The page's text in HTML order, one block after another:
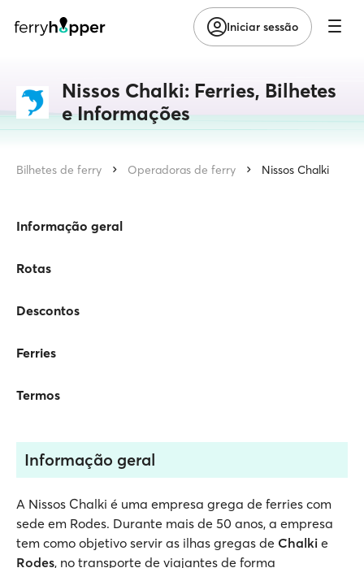
Iniciar sessão
Nissos Chalki: Ferries, Bilhetes
e Informações
Bilhetes de ferry Operadoras de ferry Nissos Chalki
Informação geral
Rotas
Descontos
Ferries
Termos
Informação geral
A Nissos Chalki é uma empresa grega de ferries com
sede em Rodes. Durante mais de 50 anos, a empresa
tem como objetivo servir as ilhas gregas de Chalki e
Rodes, no transporte de viajantes de forma